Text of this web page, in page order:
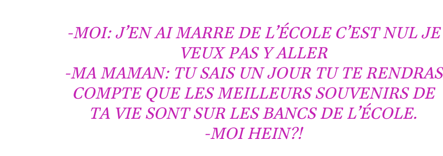
-MOI: J’EN AI MARRE DE L’ÉCOLE C’EST NUL JE
VEUX PAS Y ALLER
-MA MAMAN: TU SAIS UN JOUR TU TE RENDRAS
COMPTE QUE LES MEILLEURS SOUVENIRS DE
TA VIE SONT SUR LES BANCS DE L’ÉCOLE.
-MOI HEIN?!